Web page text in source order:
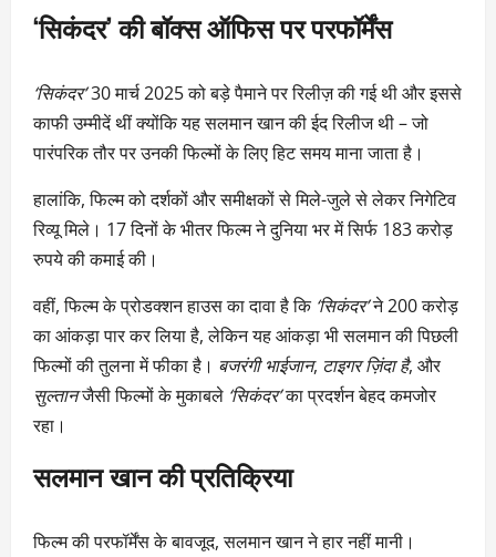
‘सिकंदर’ की बॉक्स ऑफिस पर परफॉर्मेंस
‘सिकंदर’30 मार्च 2025 को बड़े पैमाने पर रिलीज़ की गई थी और इससे
काफी उम्मीदें थीं क्योंकि यह सलमान खान की ईद रिलीज थी – जो
पारंपरिक तौर पर उनकी फिल्मों के लिए हिट समय माना जाता है।
हालांकि, फिल्म को दर्शकों और समीक्षकों से मिले-जुले से लेकर निगेटिव
रिव्यू मिले। 17 दिनों के भीतर फिल्म ने दुनिया भर में सिर्फ 183 करोड़
रुपये की कमाई की।
वहीं, फिल्म के प्रोडक्शन हाउस का दावा है कि ‘सिकंदर’ने 200 करोड़
का आंकड़ा पार कर लिया है, लेकिन यह आंकड़ा भी सलमान की पिछली
फिल्मों की तुलना में फीका है। बजरंगी भाईजान, टाइगर ज़िंदा है, और
सुल्तानजैसी फिल्मों के मुकाबले ‘सिकंदर’का प्रदर्शन बेहद कमजोर
रहा।
सलमान खान की प्रतिक्रिया
फिल्म की परफॉर्मेंस के बावजूद, सलमान खान ने हार नहीं मानी।